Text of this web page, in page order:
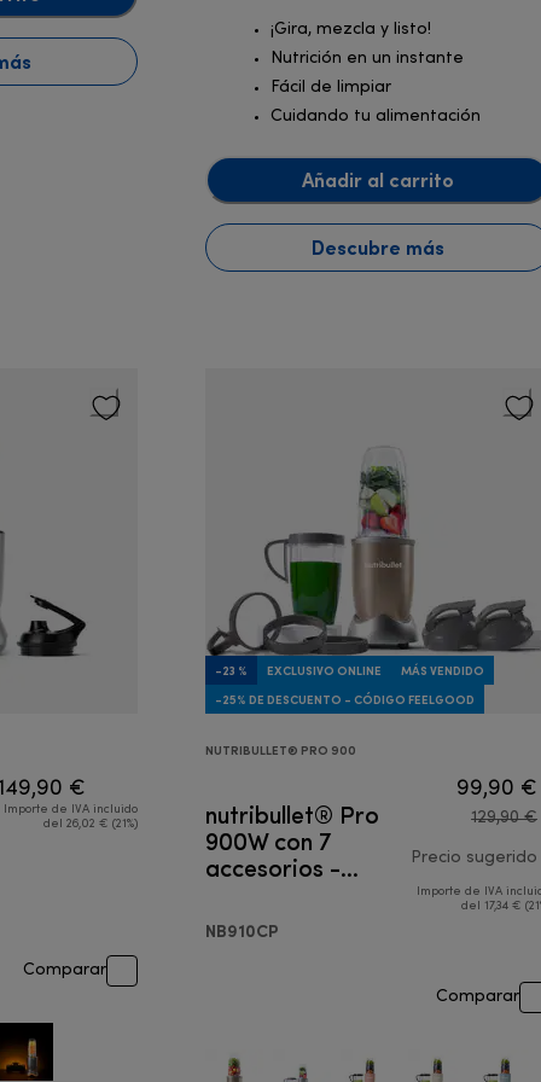
¡Gira, mezcla y listo!
Nutrición en un instante
Fácil de limpiar
Cuidando tu alimentación
Añadir al carrito
Descubre más
€
Importe de IVA incluido
del 26,02 € (21%)
Comparar
-23 % EXCLUSIVO ONLINE
MÁS VENDIDO
-25% DE DESCUENTO - CÓDIGO FEELGOOD
NUTRIBULLET® PRO 900
nutribullet® Pro
900W con 7
accesorios -
NB910CP
99,90 €
129,90 €
Precio sugerido
Importe de IVA
del 17,34 €
Comparar